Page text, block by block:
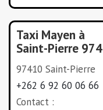
Taxi Mayen à
Saint-Pierre 974
97410 Saint-Pierre
+262 6 92 60 06 66
Contact :